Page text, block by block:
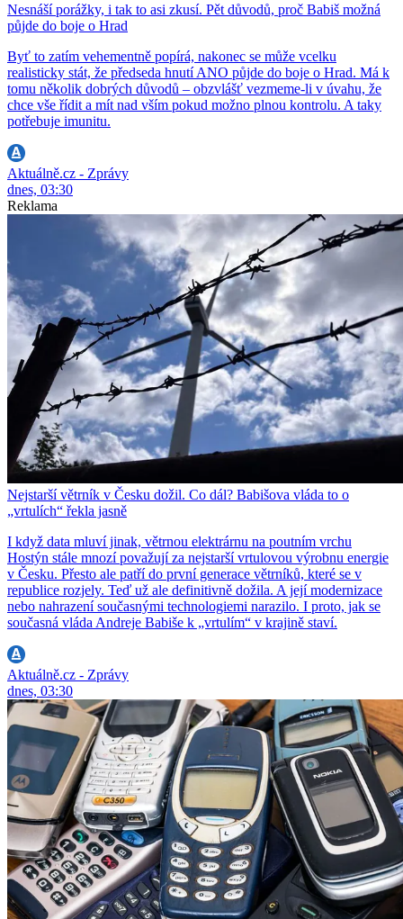
Nesnáší porážky, i tak to asi zkusí. Pět důvodů, proč Babiš možná
půjde do boje o Hrad
Byť to zatím vehementně popírá, nakonec se může vcelku
realisticky stát, že předseda hnutí ANO půjde do boje o Hrad. Má k
tomu několik dobrých důvodů – obzvlášť vezmeme-li v úvahu, že
chce vše řídit a mít nad vším pokud možno plnou kontrolu. A taky
potřebuje imunitu.
Aktuálně.cz - Zprávy
dnes, 03:30
Reklama
Nejstarší větrník v Česku dožil. Co dál? Babišova vláda to o
„vrtulích“ řekla jasně
I když data mluví jinak, větrnou elektrárnu na poutním vrchu
Hostýn stále mnozí považují za nejstarší vrtulovou výrobnu energie
v Česku. Přesto ale patří do první generace větrníků, které se v
republice rozjely. Teď už ale definitivně dožila. A její modernizace
nebo nahrazení současnými technologiemi narazilo. I proto, jak se
současná vláda Andreje Babiše k „vrtulím“ v krajině staví.
Aktuálně.cz - Zprávy
dnes, 03:30